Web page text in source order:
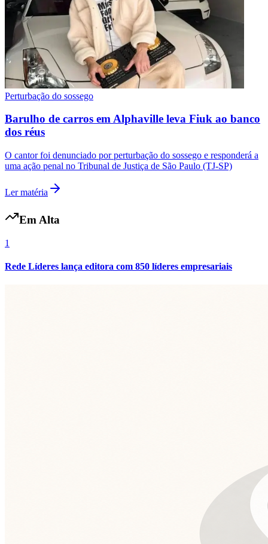
Perturbação do sossego
Barulho de carros em Alphaville leva Fiuk ao banco
dos réus
O cantor foi denunciado por perturbação do sossego e responderá a
uma ação penal no Tribunal de Justiça de São Paulo (TJ-SP)
Ler matéria
Em Alta
1
Rede Líderes lança editora com 850 líderes empresariais